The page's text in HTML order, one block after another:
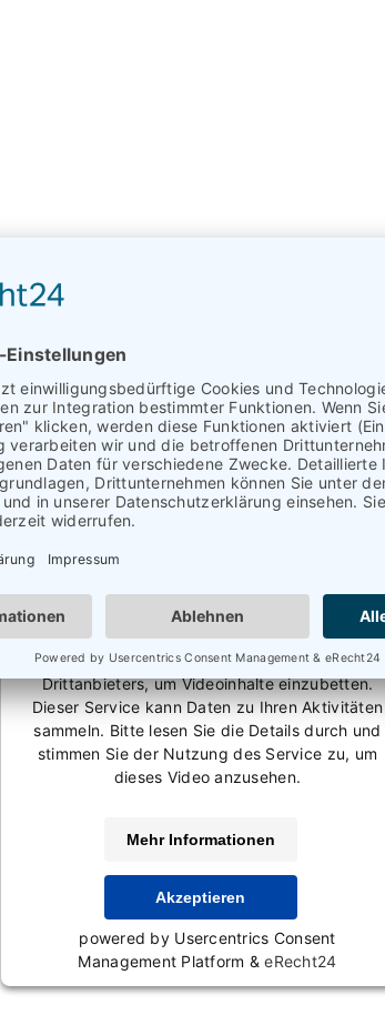
Wir benötigen Ihre Zustimmung, um den
Vimeo-Service zu laden!
Wir verwenden einen Service eines
Drittanbieters, um Videoinhalte einzubetten.
Dieser Service kann Daten zu Ihren Aktivitäten
sammeln. Bitte lesen Sie die Details durch und
stimmen Sie der Nutzung des Service zu, um
dieses Video anzusehen.
Mehr Informationen
Akzeptieren
powered by Usercentrics Consent
Management Platform &eRecht24